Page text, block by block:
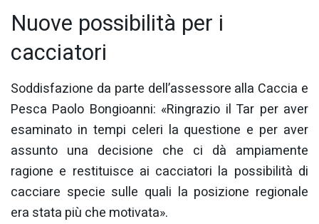
Nuove possibilità per i
cacciatori
Soddisfazione da parte dell’assessore alla Caccia e
Pesca Paolo Bongioanni: «Ringrazio il Tar per aver
esaminato in tempi celeri la questione e per aver
assunto una decisione che ci dà ampiamente
ragione e restituisce ai cacciatori la possibilità di
cacciare specie sulle quali la posizione regionale
era stata più che motivata».